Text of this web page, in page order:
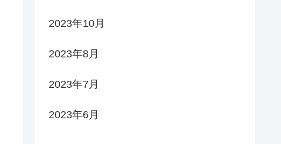
2023年10月
2023年8月
2023年7月
2023年6月